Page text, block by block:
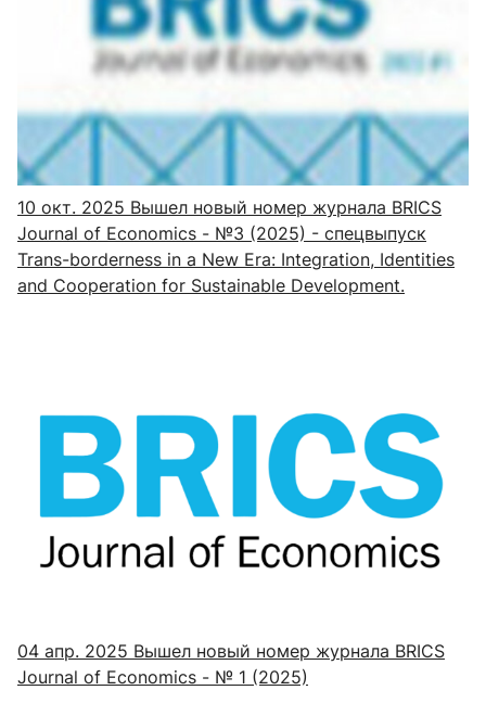
10 окт. 2025 Вышел новый номер журнала BRICS
Journal of Economics - №3 (2025) - спецвыпуск
Trans-borderness in a New Era: Integration, Identities
and Cooperation for Sustainable Development.
04 апр. 2025 Вышел новый номер журнала BRICS
Journal of Economics - № 1 (2025)